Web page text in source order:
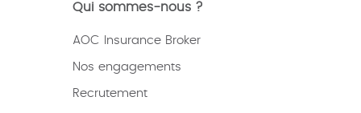
Qui sommes-nous ?
AOC Insurance Broker
Nos engagements
Recrutement